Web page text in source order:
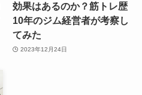
効果はあるのか？筋トレ歴
10年のジム経営者が考察し
てみた
2023年12月24日